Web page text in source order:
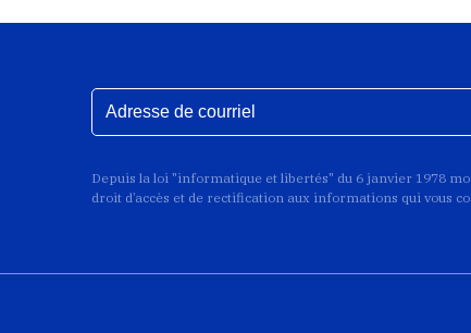
Depuis la loi "informatique et libertés" du 6 janvier 1978
droit d’accès et de rectification aux informations qui vous